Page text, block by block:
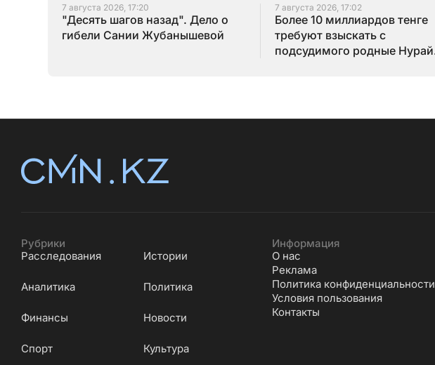
7 августа 2026, 17:20
"Десять шагов назад". Дело о
гибели Сании Жубанышевой
7 августа 2026, 17:02
Более 10 миллиардов тенге
требуют взыскать с
подсудимого родные Нурай
Рубрики
Расследования
Истории
Аналитика Политика
Финансы Новости
Cпорт Культура
Информация
О нас
Реклама
Политика конфиденциальности
Условия пользования
Контакты